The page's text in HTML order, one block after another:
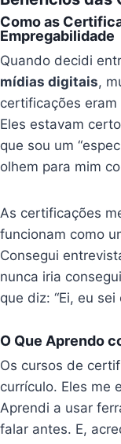
Como as
Empregabilidade
Quando decidi
mídias digitais,
certificações eram
Eles estavam
que sou um
olhem para mim
As certificações
funcionam como
Consegui
nunca iria
que diz: “Ei, eu
O Que Aprendo
Os cursos de
currículo. Eles me
Aprendi a usar
falar antes. E,